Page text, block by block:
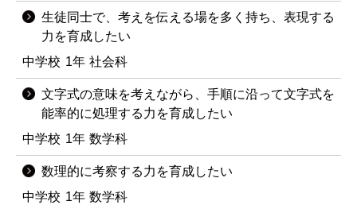
生徒同士で、考えを伝える場を多く持ち、表現する
力を育成したい
中学校 1年 社会科
文字式の意味を考えながら、手順に沿って文字式を
能率的に処理する力を育成したい
中学校 1年 数学科
数理的に考察する力を育成したい
中学校 1年 数学科